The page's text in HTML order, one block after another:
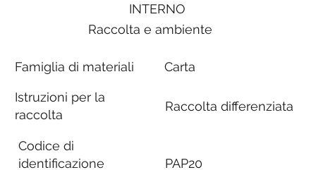
INTERNO
Raccolta e ambiente
Famiglia di materiali
Istruzioni per la
raccolta
Codice di
identificazione
Carta
Raccolta differenziata
PAP20